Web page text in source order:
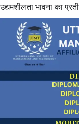
उद्यमशीलता भावना का